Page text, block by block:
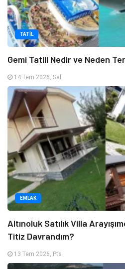
TATIL
Gemi Tatili Nedir ve Neden
14 Tem 2026, Sal
EMLAK
Altınoluk Satılık Villa
Titiz Davrandım?
13 Tem 2026, Pts